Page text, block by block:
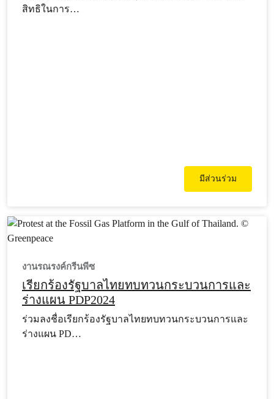
สิทธิในการ…
มีส่วนร่วม
งานรณรงค์กรีนพีซ
เรียกร้องรัฐบาลไทยทบทวนกระบวนการและ
ร่างแผน PDP2024
ร่วมลงชื่อเรียกร้องรัฐบาลไทยทบทวนกระบวนการและ
ร่างแผน PD…